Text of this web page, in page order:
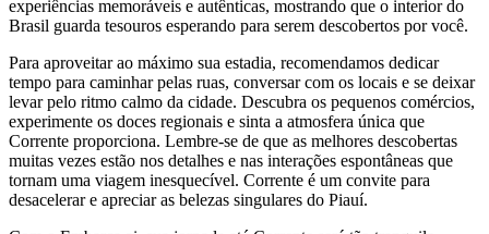
experiências memoráveis e autênticas, mostrando que o interior do
Brasil guarda tesouros esperando para serem descobertos por você.
Para aproveitar ao máximo sua estadia, recomendamos dedicar
tempo para caminhar pelas ruas, conversar com os locais e se deixar
levar pelo ritmo calmo da cidade. Descubra os pequenos comércios,
experimente os doces regionais e sinta a atmosfera única que
Corrente proporciona. Lembre-se de que as melhores descobertas
muitas vezes estão nos detalhes e nas interações espontâneas que
tornam uma viagem inesquecível. Corrente é um convite para
desacelerar e apreciar as belezas singulares do Piauí.